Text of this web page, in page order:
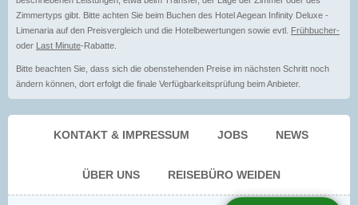
Zimmertyps gibt. Bitte achten Sie beim Buchen des Hotel Aegean Infinity Deluxe -
Limenaria auf den Preisvergleich und die Hotelbewertungen sowie evtl. Frühbucher-
oder Last Minute-Rabatte.
Bitte beachten Sie, dass sich die obenstehenden Preise im nächsten Schritt noch
ändern können, dort erfolgt die finale Verfügbarkeitsprüfung beim Anbieter.
KONTAKT & IMPRESSUM JOBS NEWS
ÜBER UNS REISEBÜRO WEIDEN